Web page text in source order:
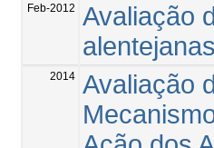
Feb-2012
Avaliação
2014 Avaliação